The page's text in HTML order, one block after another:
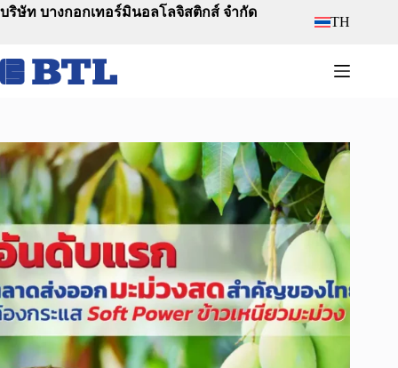
Skip
บริษัท บางกอกเทอร์มินอลโลจิสติกส์ จำกัด
TH